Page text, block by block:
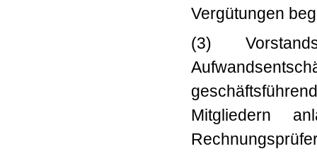
Vergütungen
(3)
Mitgliedern